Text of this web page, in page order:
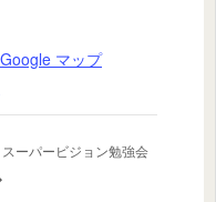
マップ
スーパービジョン勉強会